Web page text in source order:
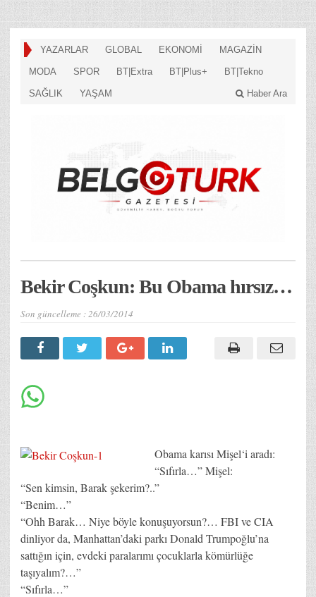
YAZARLAR GLOBAL EKONOMİ MAGAZİN
MODA SPOR BT|Extra BT|Plus+ BT|Tekno
SAĞLIK YAŞAM Haber Ara
Bekir Coşkun: Bu Obama hırsız…
Son güncelleme :26/03/2014
Obama karısı Mişel‘i aradı:
“Sıfırla…” Mişel:
“Sen kimsin, Barak şekerim?..”
“Benim…”
“Ohh Barak… Niye böyle konuşuyorsun?… FBI ve CIA
dinliyor da, Manhattan’daki parkı Donald Trumpoğlu’na
sattığın için, evdeki paralarımı çocuklarla kömürlüğe
taşıyalım?…”
“Sıfırla…”